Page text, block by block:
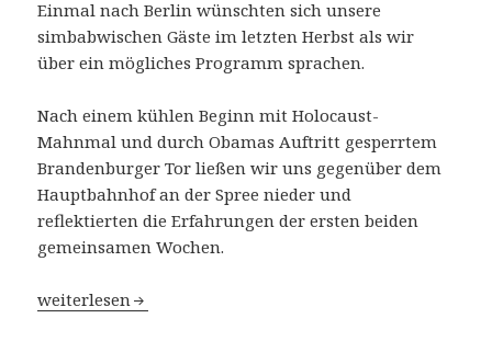
Einmal nach Berlin wünschten sich unsere
simbabwischen Gäste im letzten Herbst als wir
über ein mögliches Programm sprachen.
Nach einem kühlen Beginn mit Holocaust-
Mahnmal und durch Obamas Auftritt gesperrtem
Brandenburger Tor ließen wir uns gegenüber dem
Hauptbahnhof an der Spree nieder und
reflektierten die Erfahrungen der ersten beiden
gemeinsamen Wochen.
Berlin – Berlin – Berlin
weiterlesen